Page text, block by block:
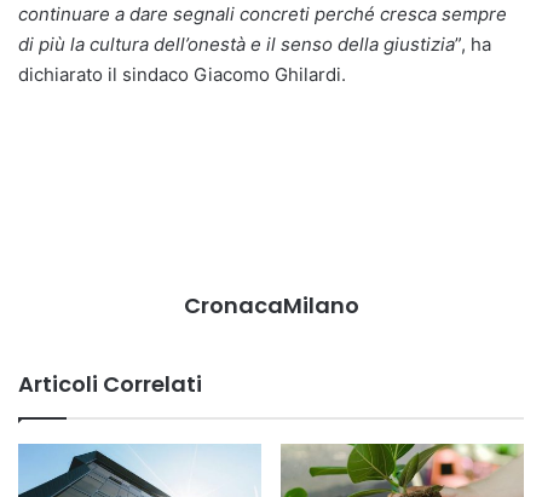
continuare a dare segnali concreti perché cresca sempre
di più la cultura dell’onestà e il senso della giustizia”, ha
dichiarato il sindaco Giacomo Ghilardi.
CronacaMilano
Articoli Correlati